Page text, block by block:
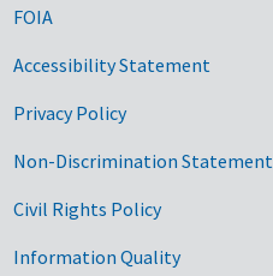
FOIA
Accessibility Statement
Privacy Policy
Non-Discrimination Statement
Civil Rights Policy
Information Quality